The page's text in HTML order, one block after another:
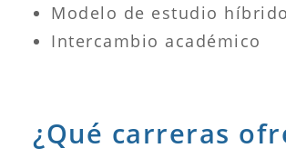
Modelo de estudio híbrido
Intercambio académico
¿Qué carreras